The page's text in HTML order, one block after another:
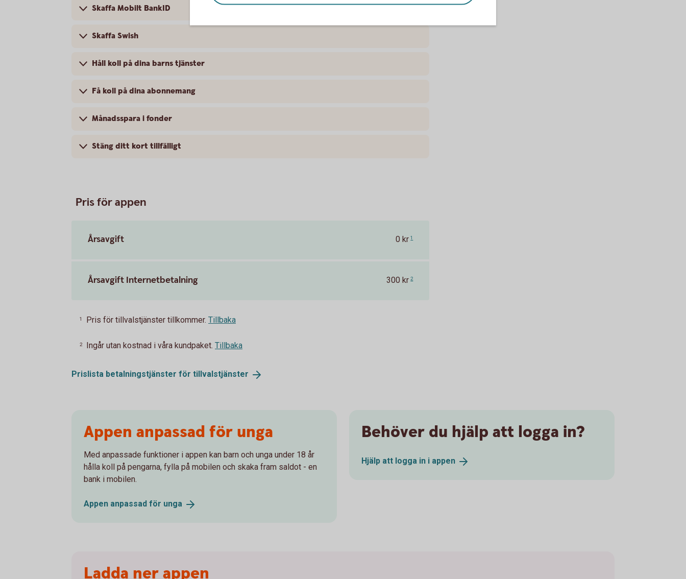
Skaffa Mobilt BankID
Skaffa Swish
Håll koll på dina barns tjänster
Få koll på dina abonnemang
Månadsspara i fonder
Stäng ditt kort tillfälligt
Pris för appen
Årsavgift 0 kr 1
Årsavgift Internetbetalning 300 kr 2
1 Pris för tillvalstjänster tillkommer. Tillbaka
2 Ingår utan kostnad i våra kundpaket. Tillbaka
Prislista betalningstjänster för tillvalstjänster
Appen anpassad för unga
Med anpassade funktioner i appen kan barn och unga under 18 år
hålla koll på pengarna, fylla på mobilen och skaka fram saldot - en
bank i mobilen.
Appen anpassad för unga
Behöver du hjälp att logga in?
Hjälp att logga in i appen
Ladda ner appen